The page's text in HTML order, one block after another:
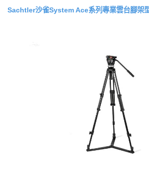
Sachtler沙雀System Ace系列專業雲台腳架